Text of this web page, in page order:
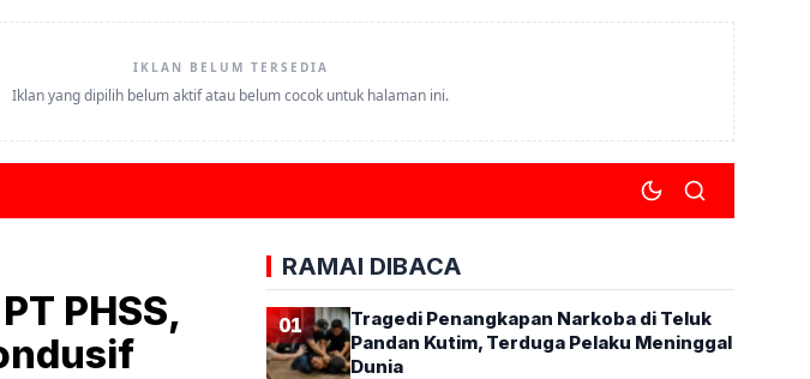
IKLAN BELUM TERSEDIA
Iklan yang dipilih belum aktif atau belum cocok untuk halaman ini.
PHSS,
RAMAI DIBACA
01
Tragedi Penangkapan Narkoba di Teluk
Pandan Kutim, Terduga Pelaku Meninggal
Dunia